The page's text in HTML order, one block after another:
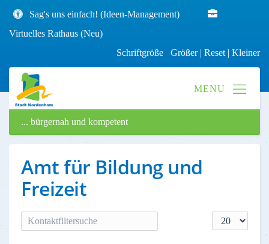
Sag's uns einfach! (Ideen-Management)
Virtuelles Rathaus (Neu)
Schriftgröße Größer| Reset | Kleiner
... bürgernah und kompetent
Amt für Bildung und
Freizeit
VERSTECKT Filterfeld Anzeige #